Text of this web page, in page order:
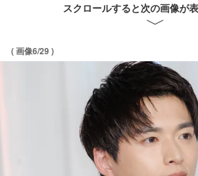
スクロールすると次の画像が
( 画像6/29 )